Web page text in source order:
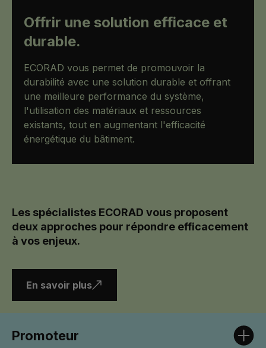
Offrir une solution efficace et
durable.
ECORAD vous permet de promouvoir la
durabilité avec une solution durable et offrant
une meilleure performance du système,
l'utilisation des matériaux et ressources
existants, tout en augmentant l'efficacité
énergétique du bâtiment.
Les spécialistes ECORAD vous proposent
deux approches pour répondre efficacement
à vos enjeux.
En savoir plus
Promoteur